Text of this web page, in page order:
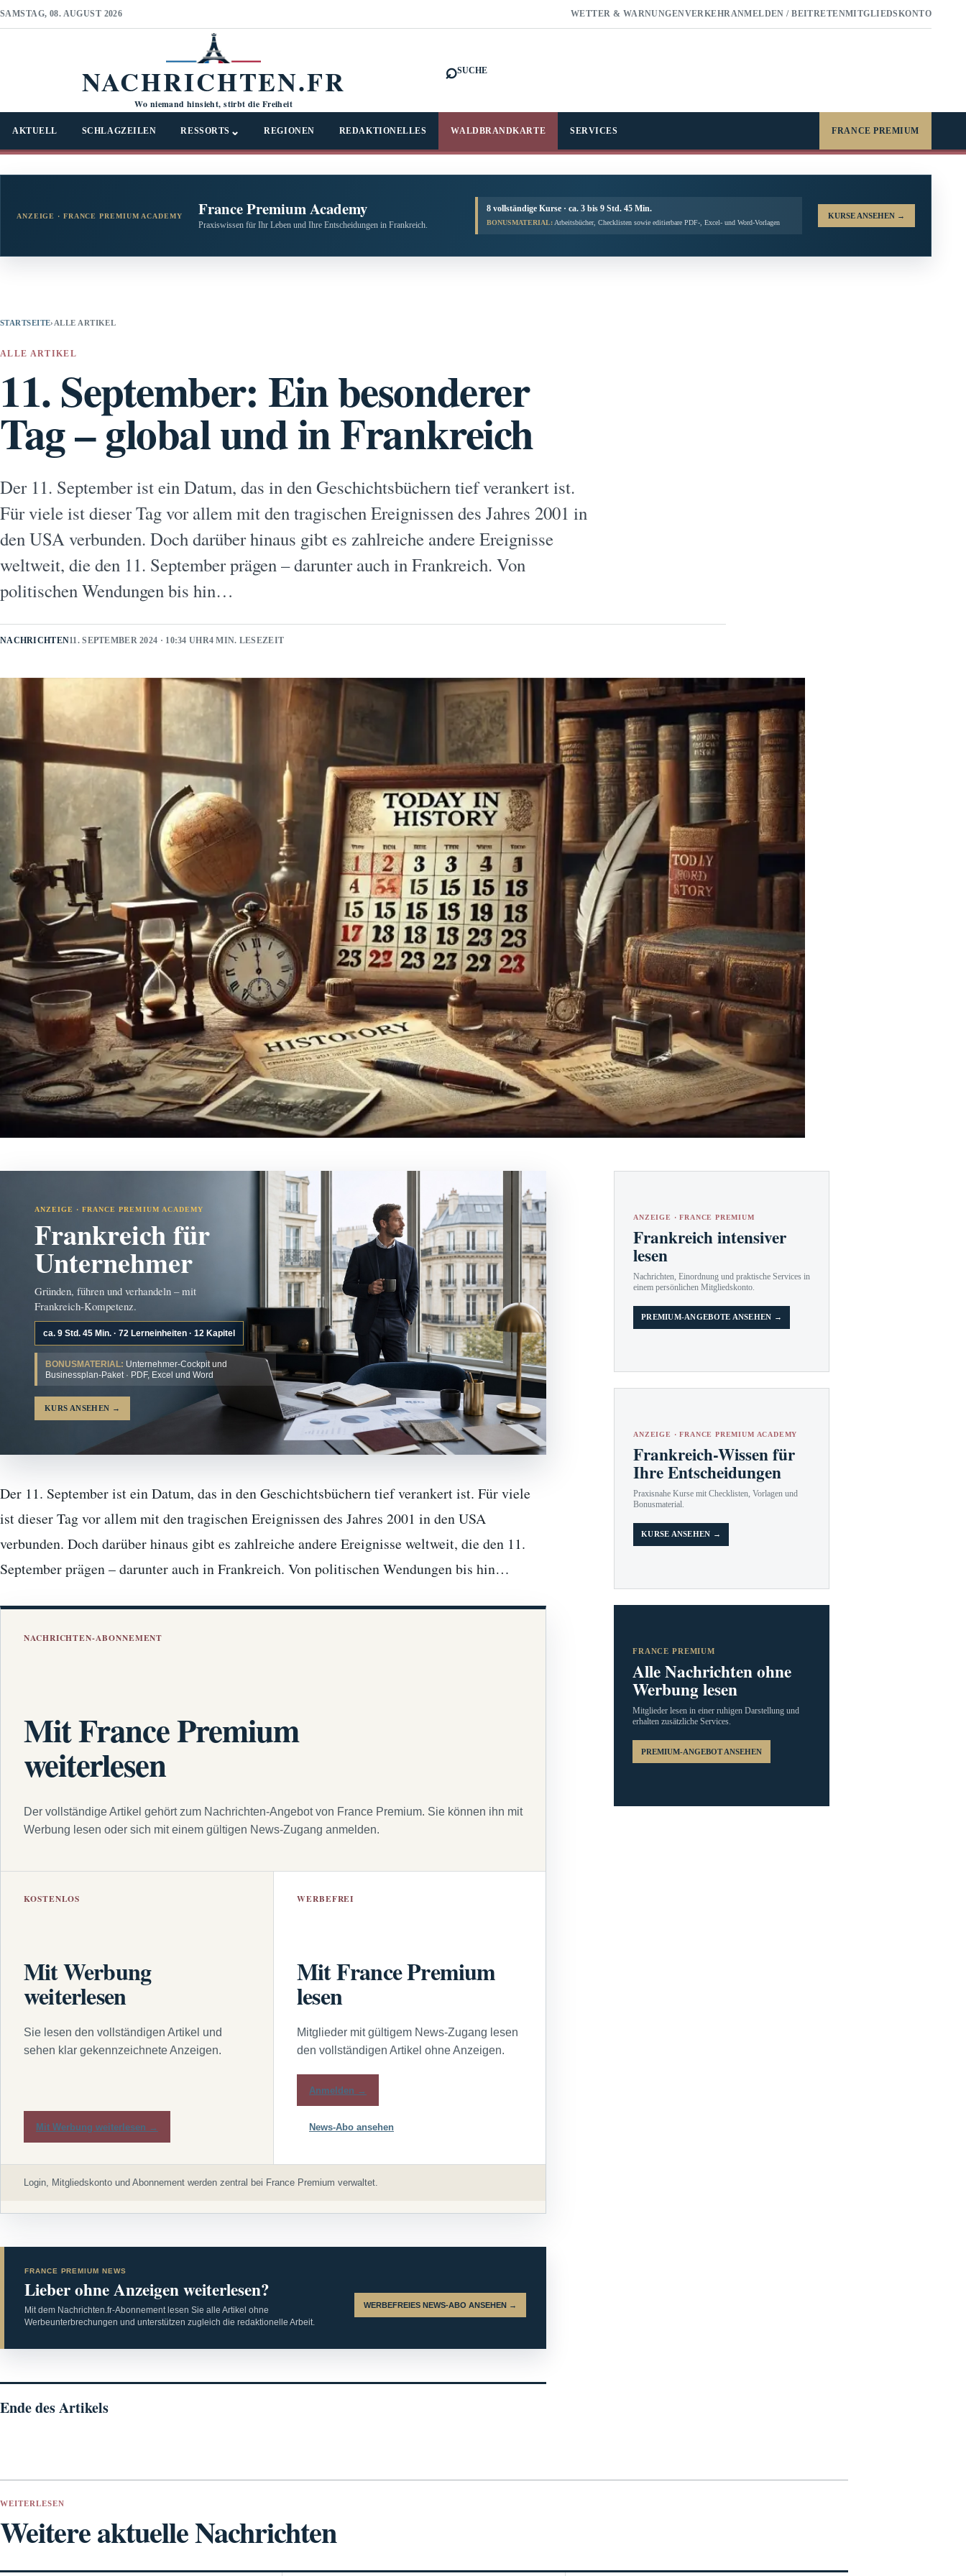
SAMSTAG, 08. AUGUST 2026 WETTER & WARNUNGENVERKEHRANMELDEN / BEITRETENMITGLIEDSKONTO
NACHRICHTEN.FR
Wo niemand hinsieht, stirbt die Freiheit
⌕SUCHE
AKTUELL SCHLAGZEILEN RESSORTS ⌄ REGIONEN REDAKTIONELLES WALDBRANDKARTE SERVICES FRANCE PREMIUM
ANZEIGE · FRANCE PREMIUM ACADEMY France Premium Academy
Praxiswissen für Ihr Leben und Ihre Entscheidungen in Frankreich.
8 vollständige Kurse · ca. 3 bis 9 Std. 45 Min.
BONUSMATERIAL: Arbeitsbücher, Checklisten sowie editierbare PDF-, Excel- und Word-Vorlagen
KURSE ANSEHEN →
STARTSEITE› ALLE ARTIKEL
ALLE ARTIKEL
11. September: Ein besonderer
Tag – global und in Frankreich
Der 11. September ist ein Datum, das in den Geschichtsbüchern tief verankert ist.
Für viele ist dieser Tag vor allem mit den tragischen Ereignissen des Jahres 2001 in
den USA verbunden. Doch darüber hinaus gibt es zahlreiche andere Ereignisse
weltweit, die den 11. September prägen – darunter auch in Frankreich. Von
politischen Wendungen bis hin…
NACHRICHTEN11. SEPTEMBER 2024 · 10:34 UHR4 MIN. LESEZEIT
ANZEIGE · FRANCE PREMIUM ACADEMY
Frankreich für
Unternehmer
Gründen, führen und verhandeln – mit
Frankreich-Kompetenz.
ca. 9 Std. 45 Min. · 72 Lerneinheiten · 12 Kapitel
BONUSMATERIAL: Unternehmer-Cockpit und
Businessplan-Paket · PDF, Excel und Word
KURS ANSEHEN →
Der 11. September ist ein Datum, das in den Geschichtsbüchern tief verankert ist. Für viele
ist dieser Tag vor allem mit den tragischen Ereignissen des Jahres 2001 in den USA
verbunden. Doch darüber hinaus gibt es zahlreiche andere Ereignisse weltweit, die den 11.
September prägen – darunter auch in Frankreich. Von politischen Wendungen bis hin…
NACHRICHTEN-ABONNEMENT
Mit France Premium
weiterlesen
Der vollständige Artikel gehört zum Nachrichten-Angebot von France Premium. Sie können ihn mit
Werbung lesen oder sich mit einem gültigen News-Zugang anmelden.
KOSTENLOS
Mit Werbung
weiterlesen
Sie lesen den vollständigen Artikel und
sehen klar gekennzeichnete Anzeigen.
Mit Werbung weiterlesen →
WERBEFREI
Mit France Premium
lesen
Mitglieder mit gültigem News-Zugang lesen
den vollständigen Artikel ohne Anzeigen.
Anmelden →
News-Abo ansehen
Login, Mitgliedskonto und Abonnement werden zentral bei France Premium verwaltet.
FRANCE PREMIUM NEWS
Lieber ohne Anzeigen weiterlesen?
Mit dem Nachrichten.fr-Abonnement lesen Sie alle Artikel ohne
Werbeunterbrechungen und unterstützen zugleich die redaktionelle Arbeit.
WERBEFREIES NEWS-ABO ANSEHEN →
Ende des Artikels
ANZEIGE · FRANCE PREMIUM
Frankreich intensiver
lesen
Nachrichten, Einordnung und praktische Services in
einem persönlichen Mitgliedskonto.
PREMIUM-ANGEBOTE ANSEHEN →
ANZEIGE · FRANCE PREMIUM ACADEMY
Frankreich-Wissen für
Ihre Entscheidungen
Praxisnahe Kurse mit Checklisten, Vorlagen und
Bonusmaterial.
KURSE ANSEHEN →
FRANCE PREMIUM
Alle Nachrichten ohne
Werbung lesen
Mitglieder lesen in einer ruhigen Darstellung und
erhalten zusätzliche Services.
PREMIUM-ANGEBOT ANSEHEN
WEITERLESEN
Weitere aktuelle Nachrichten